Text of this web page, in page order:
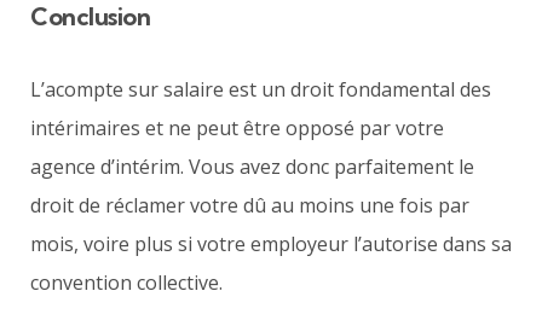
Conclusion
L’acompte sur salaire est un droit fondamental des
intérimaires et ne peut être opposé par votre
agence d’intérim. Vous avez donc parfaitement le
droit de réclamer votre dû au moins une fois par
mois, voire plus si votre employeur l’autorise dans sa
convention collective.